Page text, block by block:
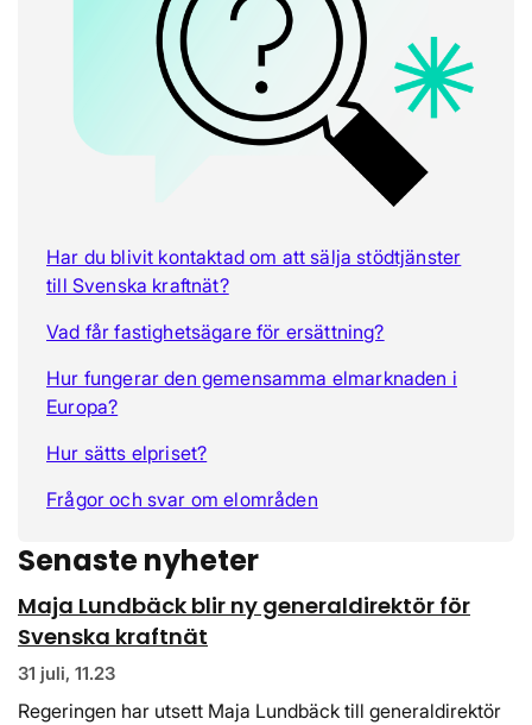
Har du blivit kontaktad om att sälja stödtjänster
till Svenska kraftnät?
Vad får fastighetsägare för ersättning?
Hur fungerar den gemensamma elmarknaden i
Europa?
Hur sätts elpriset?
Frågor och svar om elområden
Senaste nyheter
Maja Lundbäck blir ny generaldirektör för
Svenska kraftnät
31 juli, 11.23
Regeringen har utsett Maja Lundbäck till generaldirektör